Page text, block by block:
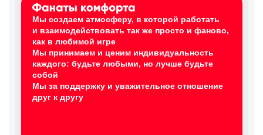
Мы создаем атмосферу, в которой работать
и взаимодействовать так же просто и фаново,
как в любимой игре
Мы принимаем и ценим индивидуальность
каждого: будьте любыми, но лучше будьте
собой
Мы за поддержку и уважительное отношение
друг к другу